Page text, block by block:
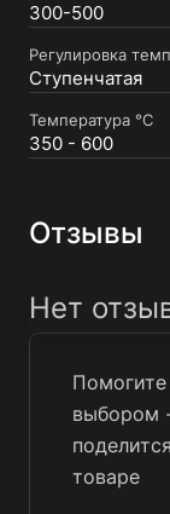
300-500
Регулировка
Ступенчатая
Температура °C
350 - 600
Отзывы
выбором
товаре
Нет